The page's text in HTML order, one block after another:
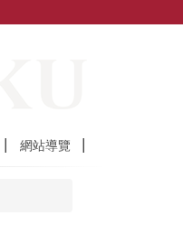
網站導覽